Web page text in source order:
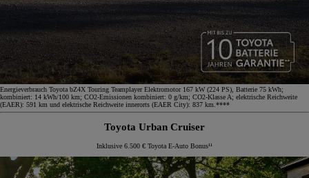
Energieverbrauch Toyota bZ4X Touring Teamplayer Elektromotor 167 kW (224 PS), Batterie 75 kWh;
kombiniert: 14 kWh/100 km; CO2-Emissionen kombiniert: 0 g/km; CO2-Klasse A; elektrische Reichweite
(EAER): 591 km und elektrische Reichweite innerorts (EAER City): 837 km.****
Toyota Urban Cruiser
Inklusive 6.500 € Toyota E-Auto Bonus¹¹